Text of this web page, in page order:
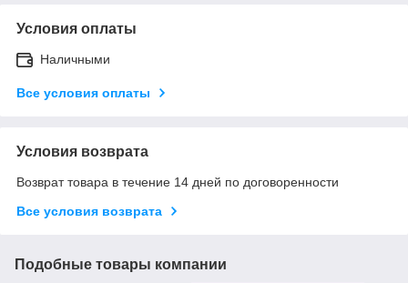
Условия оплаты
Наличными
Все условия оплаты
Условия возврата
Возврат товара в течение 14 дней по договоренности
Все условия возврата
Подобные товары компании